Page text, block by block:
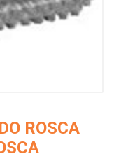
ROSCA